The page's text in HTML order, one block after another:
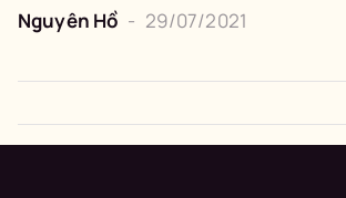
Nguyên Hồ - 29/07/2021